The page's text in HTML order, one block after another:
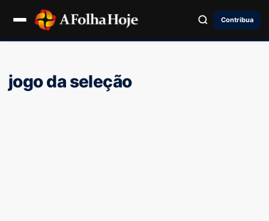
Contribua
jogo da seleção